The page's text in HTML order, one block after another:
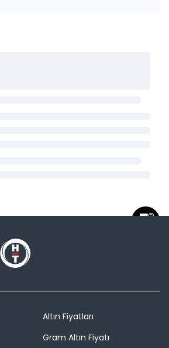
Altın Fiyatları
Gram Altın Fiyatı